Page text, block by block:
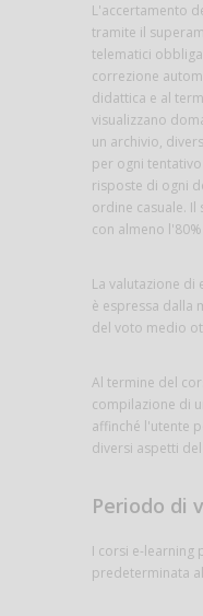
L'accertamento
tramite il
telematici
correzione
didattica e al
visualizzano
un archivio,
per ogni
risposte di ogni
ordine casuale. Il
con almeno
La valutazione di
è espressa dalla
del voto medio
Al termine del
compilazione di
affinché l'utente
diversi aspetti
Periodo di
I corsi e-learning
predeterminata